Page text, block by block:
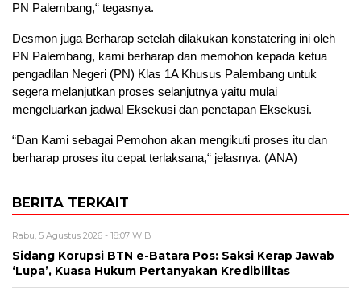
PN Palembang,“ tegasnya.
Desmon juga Berharap setelah dilakukan konstatering ini oleh
PN Palembang, kami berharap dan memohon kepada ketua
pengadilan Negeri (PN) Klas 1A Khusus Palembang untuk
segera melanjutkan proses selanjutnya yaitu mulai
mengeluarkan jadwal Eksekusi dan penetapan Eksekusi.
“Dan Kami sebagai Pemohon akan mengikuti proses itu dan
berharap proses itu cepat terlaksana,“ jelasnya. (ANA)
BERITA TERKAIT
Rabu, 5 Agustus 2026 - 18:07 WIB
Sidang Korupsi BTN e-Batara Pos: Saksi Kerap Jawab
‘Lupa’, Kuasa Hukum Pertanyakan Kredibilitas